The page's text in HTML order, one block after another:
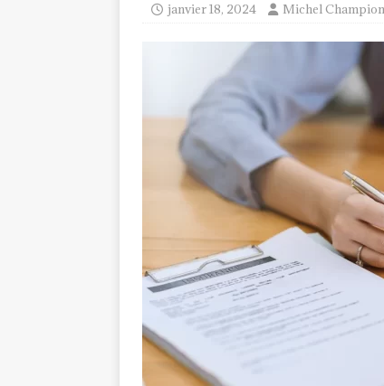
janvier 18, 2024 Michel Champion